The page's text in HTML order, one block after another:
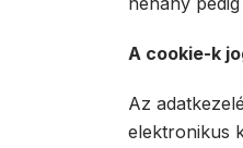
A cookie-k
Az
elektronikus